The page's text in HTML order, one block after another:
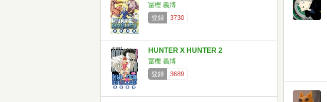
冨樫 義博
登録
3730
HUNTER X HUNTER 2
冨樫 義博
登録
3689